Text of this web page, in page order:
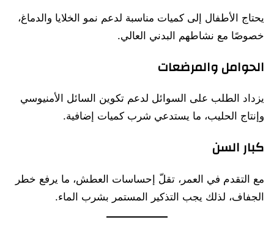
يحتاج الأطفال إلى كميات مناسبة لدعم نمو الخلايا والدماغ،
خصوصًا مع نشاطهم البدني العالي.
الحوامل والمرضعات
يزداد الطلب على السوائل لدعم تكوين السائل الأمنيوسي
وإنتاج الحليب، ما يستدعي شرب كميات إضافية.
كبار السن
مع التقدم في العمر، تقلّ إحساسات العطش، ما يرفع خطر
الجفاف، لذلك يجب التذكير المستمر بشرب الماء.